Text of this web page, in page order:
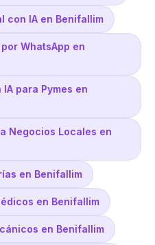
con IA en Benifallim
WhatsApp en
para Pymes en
Negocios Locales en
en Benifallim
en Benifallim
en Benifallim